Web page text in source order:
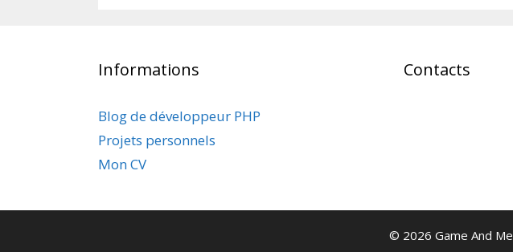
Informations
Blog de développeur PHP
Projets personnels
Mon CV
Contacts
© 2026 Game And Me